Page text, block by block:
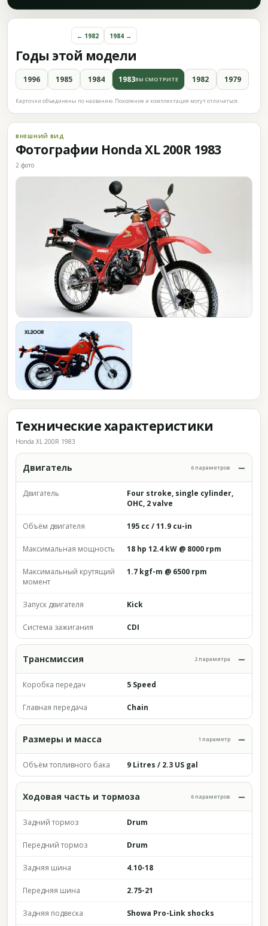
Годы этой модели
← 1982 1984 →
1996 1985 1984 1983ВЫ СМОТРИТЕ 1982 1979
Карточки объединены по названию. Поколение и комплектация могут отличаться.
ВНЕШНИЙ ВИД
Фотографии Honda XL 200R 1983
2 фото
Технические характеристики
Honda XL 200R 1983
Двигатель 6 параметров
Двигатель
Four stroke, single cylinder,
OHC, 2 valve
Объём двигателя 195 cc / 11.9 cu-in
Максимальная мощность 18 hp 12.4 kW @ 8000 rpm
Максимальный крутящий
момент
1.7 kgf-m @ 6500 rpm
Запуск двигателя Kick
Система зажигания CDI
Трансмиссия 2 параметра
Коробка передач 5 Speed
Главная передача Chain
Размеры и масса 1 параметр
Объём топливного бака 9 Litres / 2.3 US gal
Ходовая часть и тормоза 6 параметров
Задний тормоз Drum
Передний тормоз Drum
Задняя шина 4.10-18
Передняя шина 2.75-21
Задняя подвеска Showa Pro-Link shocks